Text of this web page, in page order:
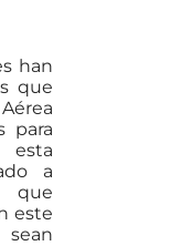
han
que
para
esta
a
que
este